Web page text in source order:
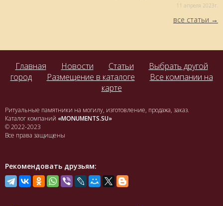
11 aпреля 2023г.
все статьи
Главная Новости Статьи
Выбрать другой
город
Размещение в каталоге
Все компании на
карте
Ритуальные памятники на могилу, изготовление, продажа, заказ.
Каталог компаний «MONUMENTS.SU»
© 2022-2023
Все права защищены
Рекомендовать друзьям: